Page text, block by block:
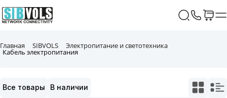
Главная SIBVOLS Электропитание и светотехника
Кабель электропитания
Все товары В наличии